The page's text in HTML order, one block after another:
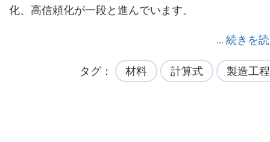
化、高信頼化が一段と進んでいます。
... 続きを
タグ 材料 計算式 製造工程